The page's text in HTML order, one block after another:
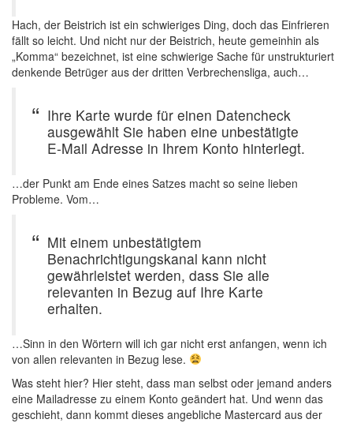
Hach, der Beistrich ist ein schwieriges Ding, doch das Einfrieren
fällt so leicht. Und nicht nur der Beistrich, heute gemeinhin als
„Komma“ bezeichnet, ist eine schwierige Sache für unstrukturiert
denkende Betrüger aus der dritten Verbrechensliga, auch…
Ihre Karte wurde für einen Datencheck
ausgewählt Sie haben eine unbestätigte
E-Mail Adresse in Ihrem Konto hinterlegt.
…der Punkt am Ende eines Satzes macht so seine lieben
Probleme. Vom…
Mit einem unbestätigtem
Benachrichtigungskanal kann nicht
gewährleistet werden, dass Sie alle
relevanten in Bezug auf Ihre Karte
erhalten.
…Sinn in den Wörtern will ich gar nicht erst anfangen, wenn ich
von allen relevanten in Bezug lese.
Was steht hier? Hier steht, dass man selbst oder jemand anders
eine Mailadresse zu einem Konto geändert hat. Und wenn das
geschieht, dann kommt dieses angebliche Mastercard aus der